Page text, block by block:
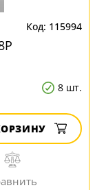
115994
8 шт.